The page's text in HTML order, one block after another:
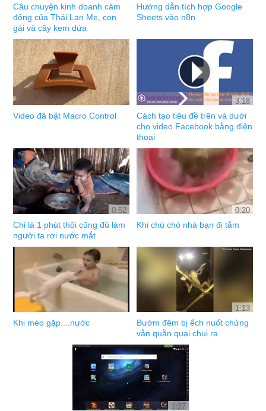
Câu chuyện kinh doanh cảm
động của Thái Lan Mẹ, con
gái và cây kem dứa
Hướng dẫn tích hợp Google
Sheets vào n8n
Video đã bật Macro Control
3:18
Cách tạo tiêu đề trên và dưới
cho video Facebook bằng điện
thoại
0:52
Chỉ là 1 phút thôi cũng đủ làm
người ta rơi nước mắt
0:20
Khi chú chó nhà bạn đi tắm
Khi mèo gặp....nước
1:13
Bướm đêm bị ếch nuốt chửng
vẫn quằn quại chui ra
1:27